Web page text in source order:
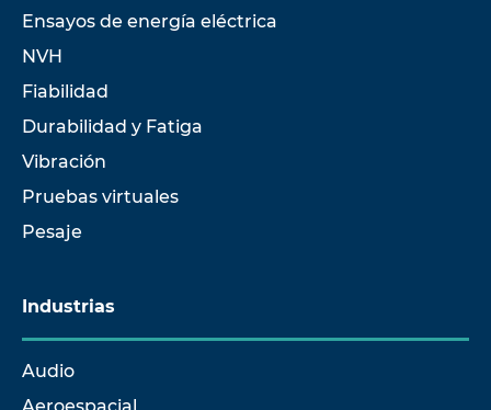
Ensayos de energía eléctrica
NVH
Fiabilidad
Durabilidad y Fatiga
Vibración
Pruebas virtuales
Pesaje
Industrias
Audio